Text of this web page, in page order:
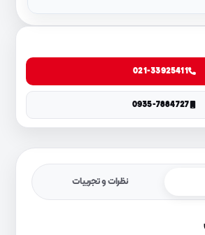
021-33925411
0935-7884727
نظرات و تجربیات